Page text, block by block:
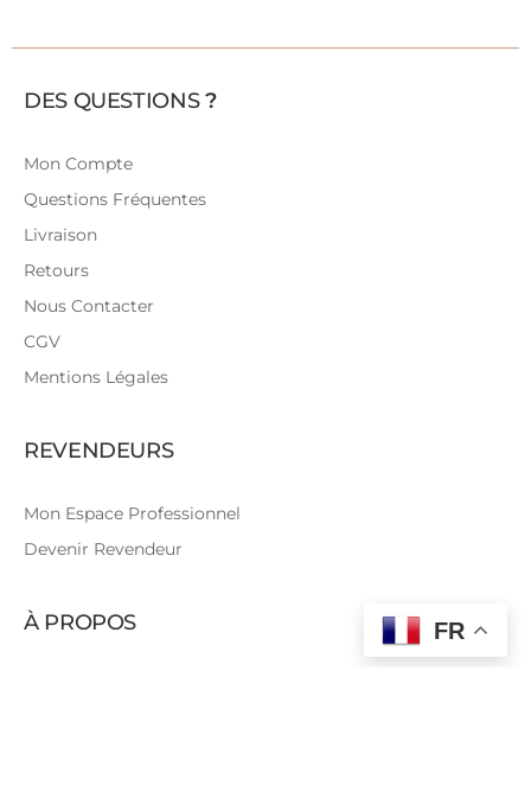
DES QUESTIONS?
Mon Compte
Questions Fréquentes
Livraison
Retours
Nous Contacter
CGV
Mentions Légales
REVENDEURS
Mon Espace Professionnel
Devenir Revendeur
À PROPOS FR